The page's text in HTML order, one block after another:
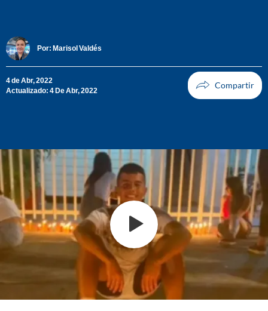
Por: Marisol Valdés
4 de Abr, 2022
Actualizado: 4 De Abr, 2022